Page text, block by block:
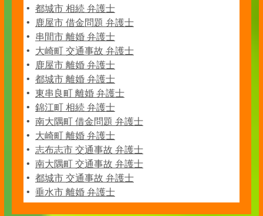
都城市 相続 弁護士
鹿屋市 借金問題 弁護士
串間市 離婚 弁護士
大崎町 交通事故 弁護士
鹿屋市 離婚 弁護士
都城市 離婚 弁護士
東串良町 離婚 弁護士
錦江町 相続 弁護士
南大隅町 借金問題 弁護士
大崎町 離婚 弁護士
志布志市 交通事故 弁護士
南大隅町 交通事故 弁護士
都城市 交通事故 弁護士
垂水市 離婚 弁護士